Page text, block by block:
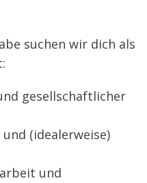
suchen wir dich als
gesellschaftlicher
(idealerweise)
und